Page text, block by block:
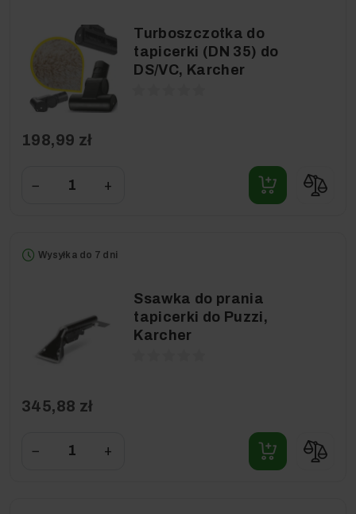
Turboszczotka do
tapicerki (DN 35) do
DS/VC, Karcher
198,99 zł
− +
Wysyłka do 7 dni
Ssawka do prania
tapicerki do Puzzi,
Karcher
345,88 zł
− +